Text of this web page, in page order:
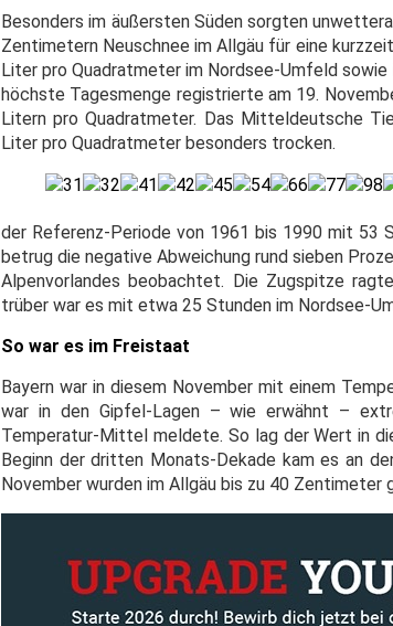
Besonders im äußersten Süden sorgten
Zentimetern Neuschnee im Allgäu für eine
Liter pro Quadratmeter im Nordsee-Umfeld
höchste Tagesmenge registrierte am 19.
Litern pro Quadratmeter. Das Mitteldeutsche
Liter pro Quadratmeter besonders trocken.
der Referenz-Periode von 1961 bis 1990 mit 53
betrug die negative Abweichung rund sieben
Alpenvorlandes beobachtet. Die Zugspitze
trüber war es mit etwa 25 Stunden im Nordsee-
So war es im Freistaat
Bayern war in diesem November mit einem
war in den Gipfel-Lagen – wie erwähnt –
Temperatur-Mittel meldete. So lag der Wert in
Beginn der dritten Monats-Dekade kam es an
November wurden im Allgäu bis zu 40 Zentimeter